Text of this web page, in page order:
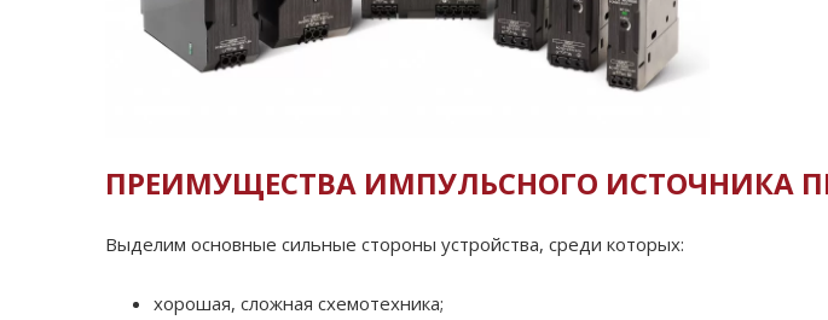
ПРЕИМУЩЕСТВА ИМПУЛЬСНОГО ИСТОЧНИКА
Выделим основные сильные стороны устройства, среди которых:
хорошая, сложная схемотехника;